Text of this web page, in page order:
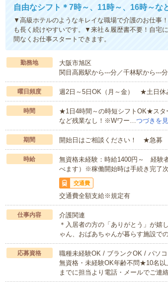
自由なシフト＊7時～、11時～、16時～な
▼高級ホテルのようなキレイな職場で介護のお仕事
も長く続けやすいです。▼来社＆履歴書不要！自宅
間なくお仕事スタートできます。
勤務地
大阪市旭区
関目高殿駅から---分／千林駅から---
曜日頻度 週2日～5日OK（月～金） ★土日休
時間
★1日4時間～の時短シフトOK★スタ
など残業なし！※Wワー…つづきを
期間 開始日はご相談ください！ ★急募
時給
無資格未経験：時給1400円～ 経験
べます）※稼働開始時は手続き完了
交通費
交通費全額支給※規定有
仕事内容
介護関連
＊入居者の方の「ありがとう」が嬉
ゃん、おばあちゃんが暮らす施設で
応募資格
職種未経験OK / ブランクOK / パソ
無資格・未経験OK年齢不問★10名
までに担当より電話・メールでご連